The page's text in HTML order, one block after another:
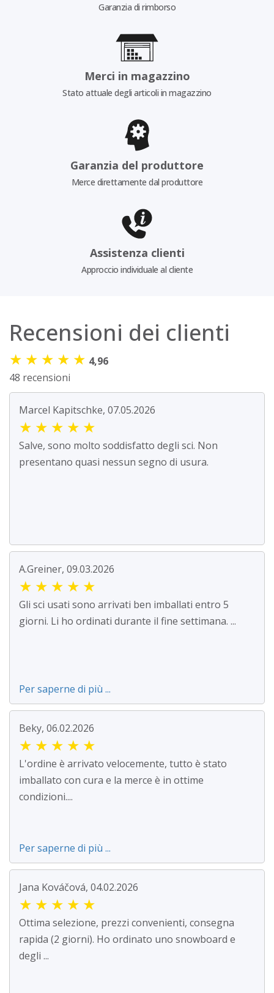
Garanzia di rimborso
Merci in magazzino
Stato attuale degli articoli in magazzino
Garanzia del produttore
Merce direttamente dal produttore
Assistenza clienti
Approccio individuale al cliente
Recensioni dei clienti
★ ★ ★ ★ ★ 4,96
48 recensioni
Marcel Kapitschke, 07.05.2026
★ ★ ★ ★ ★
Salve, sono molto soddisfatto degli sci. Non
presentano quasi nessun segno di usura.
A.Greiner, 09.03.2026
★ ★ ★ ★ ★
Gli sci usati sono arrivati ben imballati entro 5
giorni. Li ho ordinati durante il fine settimana. ...
Per saperne di più ...
Beky, 06.02.2026
★ ★ ★ ★ ★
L'ordine è arrivato velocemente, tutto è stato
imballato con cura e la merce è in ottime
condizioni....
Per saperne di più ...
Jana Kováčová, 04.02.2026
★ ★ ★ ★ ★
Ottima selezione, prezzi convenienti, consegna
rapida (2 giorni). Ho ordinato uno snowboard e
degli ...